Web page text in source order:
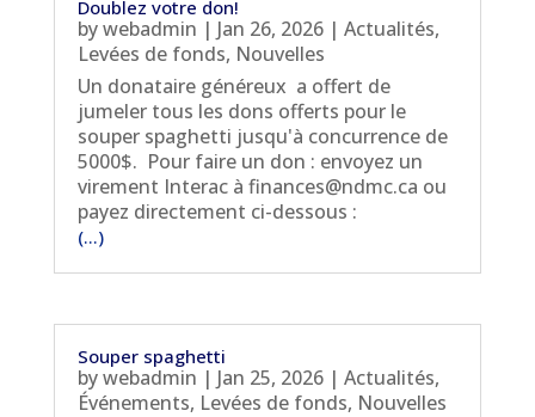
Doublez votre don!
bywebadmin | Jan 26, 2026| Actualités,
Levées de fonds, Nouvelles
Un donataire généreux a offert de
jumeler tous les dons offerts pour le
souper spaghetti jusqu'à concurrence de
5000$. Pour faire un don : envoyez un
virement Interac à finances@ndmc.ca ou
payez directement ci-dessous :
(...)
Souper spaghetti
bywebadmin | Jan 25, 2026| Actualités,
Événements, Levées de fonds, Nouvelles